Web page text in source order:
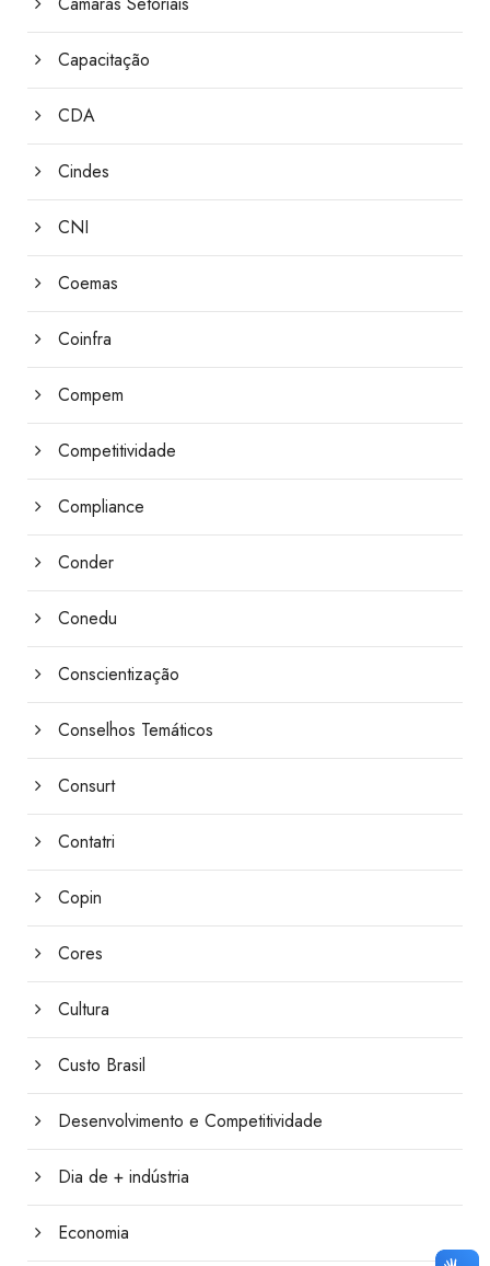
Capacitação
CDA
Cindes
CNI
Coemas
Coinfra
Compem
Competitividade
Compliance
Conder
Conedu
Conscientização
Conselhos Temáticos
Consurt
Contatri
Copin
Cores
Cultura
Custo Brasil
Desenvolvimento e Competitividade
Dia de + indústria
Economia